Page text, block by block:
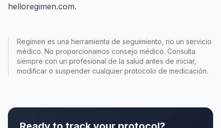
helloregimen.com.
Regimen es una herramienta de seguimiento, no un servicio
médico. No proporcionamos consejo médico. Consulta
siempre con un profesional de la salud antes de iniciar,
modificar o suspender cualquier protocolo de medicación.